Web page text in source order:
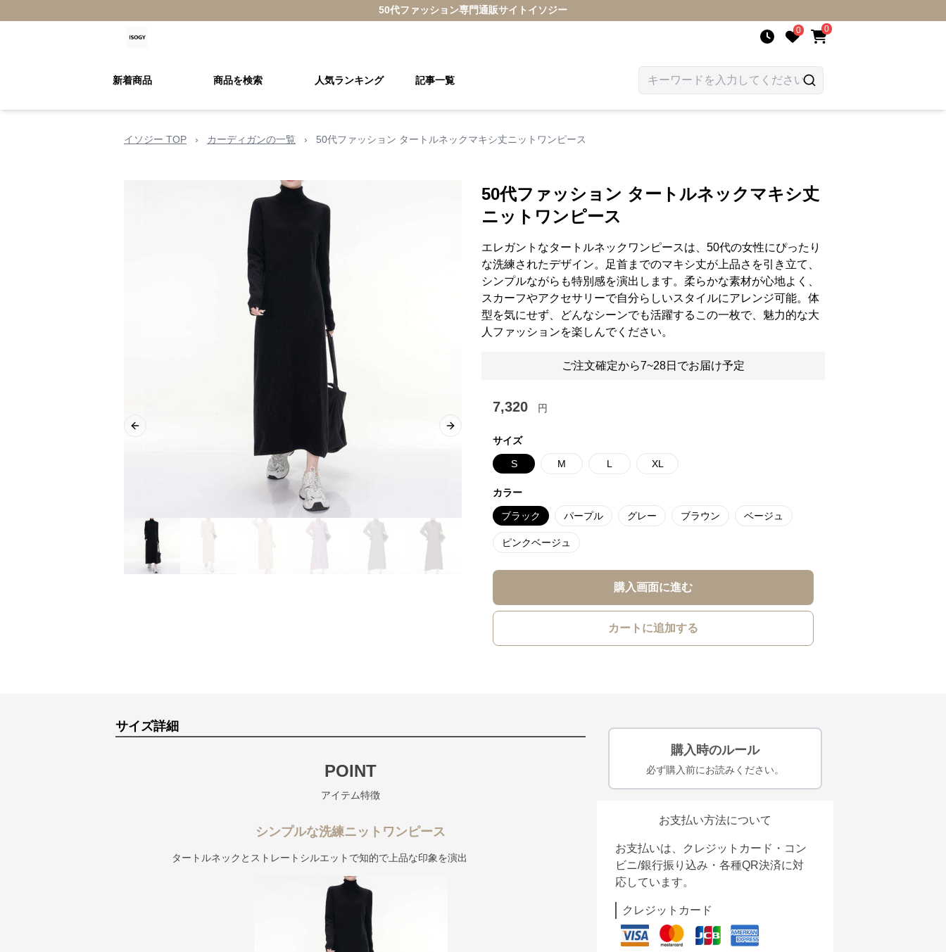
50代ファッション専門通販サイト イソジー
0 0
新着商品 商品を検索 人気ランキング 記事一覧
イソジー TOP › カーディガンの一覧 › 50代ファッション タートルネックマキシ丈ニットワンピース
Previous slide Next slide
50代ファッション タートルネックマキシ丈
ニットワンピース
エレガントなタートルネックワンピースは、50代の女性にぴったり
な洗練されたデザイン。足首までのマキシ丈が上品さを引き立て、
シンプルながらも特別感を演出します。柔らかな素材が心地よく、
スカーフやアクセサリーで自分らしいスタイルにアレンジ可能。体
型を気にせず、どんなシーンでも活躍するこの一枚で、魅力的な大
人ファッションを楽しんでください。
ご注文確定から7~28日でお届け予定
7,320 円
サイズ
S M L XL
カラー
ブラック パープル グレー ブラウン ベージュ
ピンクベージュ
購入画面に進む
カートに追加する
サイズ詳細
POINT
アイテム特徴
シンプルな洗練ニットワンピース
タートルネックとストレートシルエットで知的で上品な印象を演出
購入時のルール
必ず購入前にお読みください。
お支払い方法について
お支払いは、クレジットカード・コン
ビニ/銀行振り込み・各種QR決済に対
応しています。
クレジットカード